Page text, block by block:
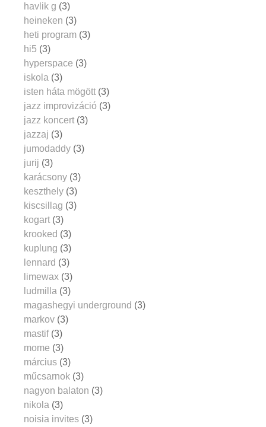
havlik g (3)
heineken (3)
heti program (3)
hi5 (3)
hyperspace (3)
iskola (3)
isten háta mögött (3)
jazz improvizáció (3)
jazz koncert (3)
jazzaj (3)
jumodaddy (3)
jurij (3)
karácsony (3)
keszthely (3)
kiscsillag (3)
kogart (3)
krooked (3)
kuplung (3)
lennard (3)
limewax (3)
ludmilla (3)
magashegyi underground (3)
markov (3)
mastif (3)
mome (3)
március (3)
műcsarnok (3)
nagyon balaton (3)
nikola (3)
noisia invites (3)